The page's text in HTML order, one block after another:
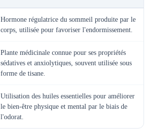
Hormone régulatrice du sommeil produite par le
corps, utilisée pour favoriser l'endormissement.
Plante médicinale connue pour ses propriétés
sédatives et anxiolytiques, souvent utilisée sous
forme de tisane.
Utilisation des huiles essentielles pour améliorer
le bien-être physique et mental par le biais de
l'odorat.